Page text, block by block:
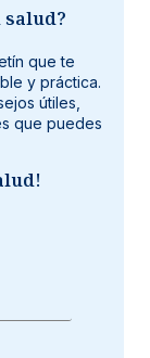
que te
y práctica.
útiles,
que puedes